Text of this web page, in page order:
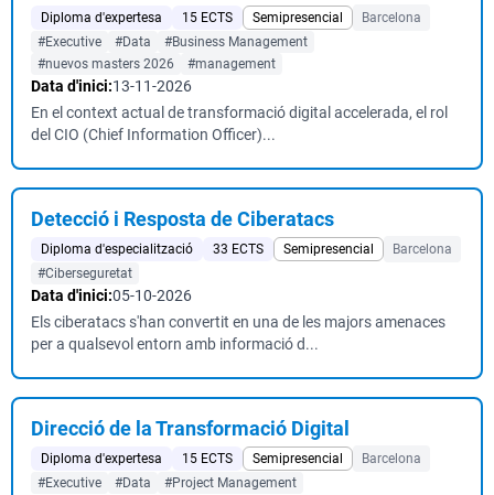
Diploma d'expertesa 15 ECTS Semipresencial
Barcelona
#Executive
#Data
#Business Management
#nuevos masters 2026
#management
Data d'inici:13-11-2026
En el context actual de transformació digital accelerada, el rol
del CIO (Chief Information Officer)...
Detecció i Resposta de Ciberatacs
Diploma d'especialització 33 ECTS Semipresencial
Barcelona
#Ciberseguretat
Data d'inici:05-10-2026
Els ciberatacs s'han convertit en una de les majors amenaces
per a qualsevol entorn amb informació d...
Direcció de la Transformació Digital
Diploma d'expertesa 15 ECTS Semipresencial
Barcelona
#Executive
#Data #Project Management